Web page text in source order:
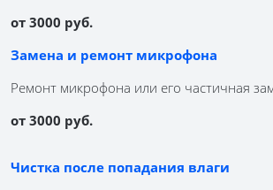
от 3000 руб.
Замена и ремонт микрофона
Ремонт микрофона или его частичная
от 3000 руб.
Чистка после попадания влаги